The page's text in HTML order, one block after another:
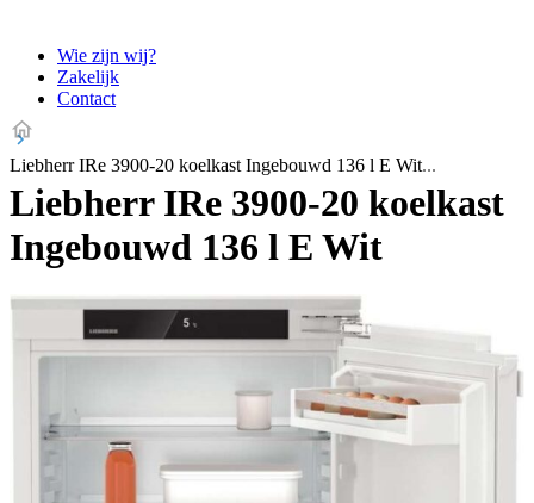
Wie zijn wij?
Zakelijk
Contact
Liebherr IRe 3900-20 koelkast Ingebouwd 136 l E Wit
Liebherr IRe 3900-20 koelkast
Ingebouwd 136 l E Wit